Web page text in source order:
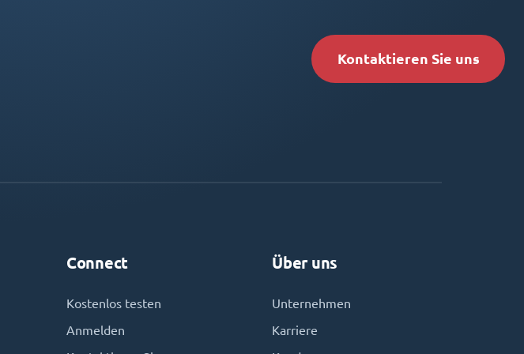
Kontaktieren Sie uns
Connect
Kostenlos testen
Anmelden
Über uns
Unternehmen
Karriere